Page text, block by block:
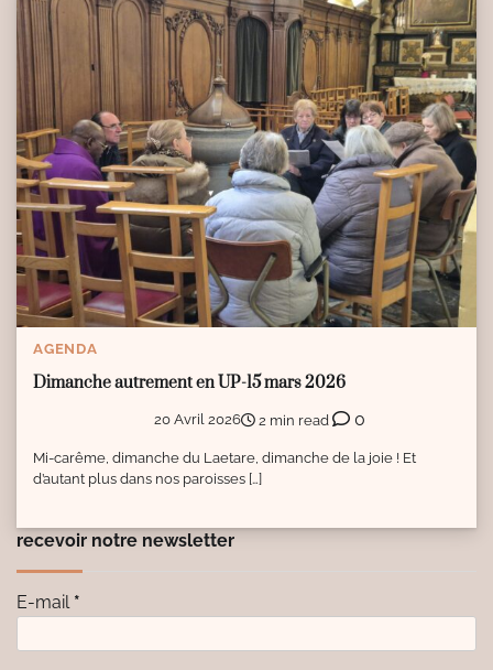
AGENDA
Dimanche autrement en UP-15 mars 2026
20 Avril 2026 2 min read 0
Mi-carême, dimanche du Laetare, dimanche de la joie ! Et
d’autant plus dans nos paroisses […]
recevoir notre newsletter
E-mail *